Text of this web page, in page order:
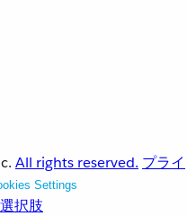
All rights reserved. プライ
Settings
択肢